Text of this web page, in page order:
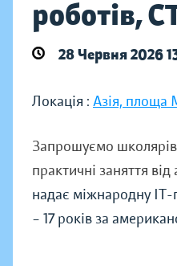
роботів,
28 Червня 2026
Локація : Азія, площа
Запрошуємо
практичні заняття від
надає міжнародну
– 17 років за